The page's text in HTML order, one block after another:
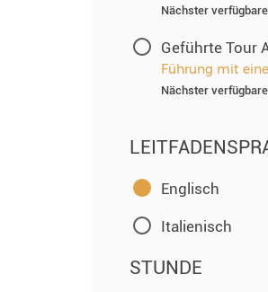
Nächster
Geführte Tour
Führung mit
Nächster
Englisch
Italienisch
STUNDE